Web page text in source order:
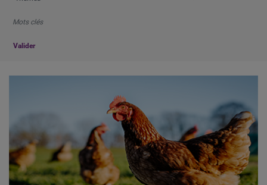
Mots clés
Valider